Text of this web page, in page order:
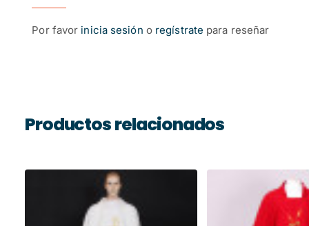
Por favor inicia sesión o regístrate para reseñar
Productos relacionados